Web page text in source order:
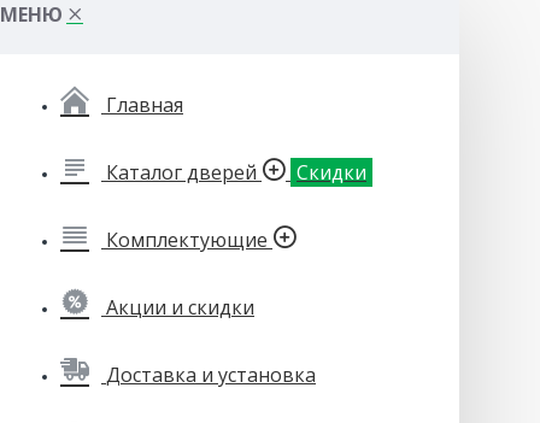
МЕНЮ
Главная
Каталог дверей Скидки
Комплектующие
Акции и скидки
Доставка и установка